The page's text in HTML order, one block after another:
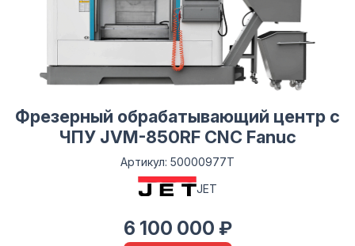
Фрезерный обрабатывающий центр с
ЧПУ JVM-850RF CNC Fanuc
Артикул: 50000977T
JET
6 100 000 ₽